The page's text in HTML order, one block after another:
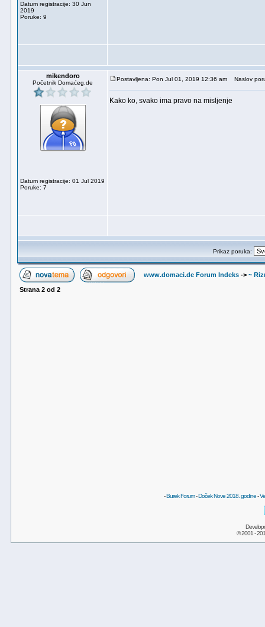
Datum registracije: 30 Jun
2019
Poruke: 9
mikendoro
Početnik Domaćeg.de
Datum registracije: 01 Jul 2019
Poruke: 7
Postavljena: Pon Jul 01, 2019 12:36 am Naslov
Kako ko, svako ima pravo na misljenje
Prikaz poruka:
www.domaci.de Forum Indeks -> ~
Strana 2 od 2
-Burek Forum-Doček Nove 2018. godine-
© 2001 -